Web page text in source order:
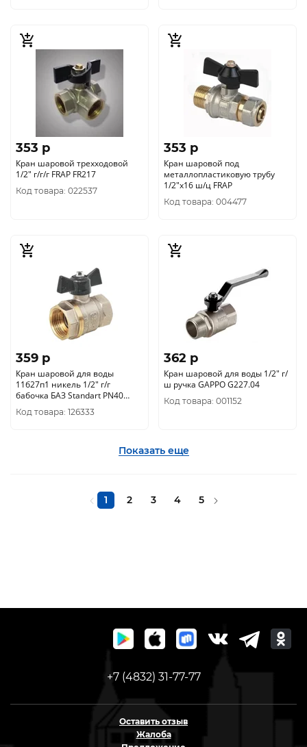
353 p
Кран шаровой трехходовой
1/2" г/г/г FRAP FR217
Код товара: 022537
353 p
Кран шаровой под
металлопластиковую трубу
1/2"х16 ш/ц FRAP
Код товара: 004477
359 p
Кран шаровой для воды
11б27п1 никель 1/2" г/г
бабочка БАЗ Standart PN40
А30.1.15 уп.60/1шт.
Код товара: 126333
362 p
Кран шаровой для воды 1/2" г/
ш ручка GAPPO G227.04
Код товара: 001152
Показать еще
1 2 3 4 5
+7 (4832) 31-77-77
Оставить отзыв
Жалоба